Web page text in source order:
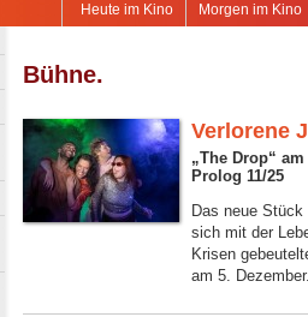
Morgen im Kino
Heute im Kino
Bühne.
Verlorene
„The Drop“
Prolog 11/25
Das neue
sich mit der
Krisen
am 5.